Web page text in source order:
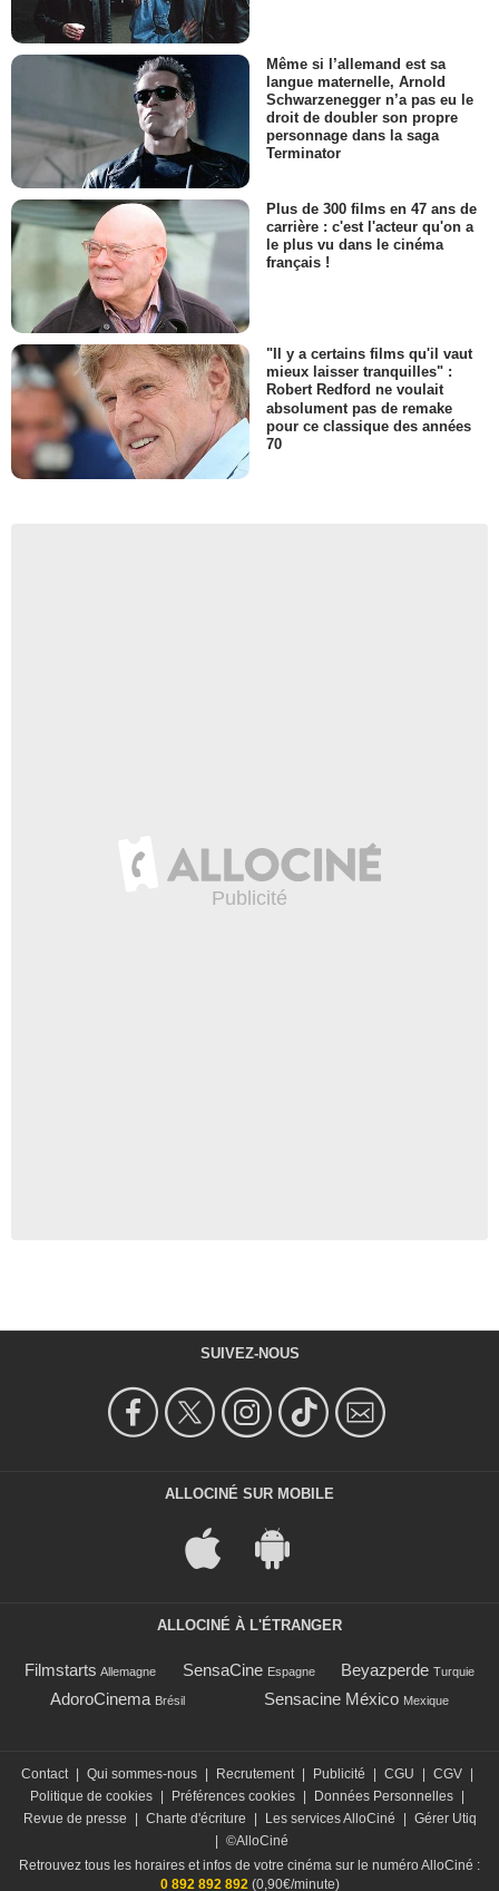
Même si l’allemand est sa
langue maternelle, Arnold
Schwarzenegger n’a pas eu le
droit de doubler son propre
personnage dans la saga
Terminator
Plus de 300 films en 47 ans de
carrière : c'est l'acteur qu'on a
le plus vu dans le cinéma
français !
"Il y a certains films qu'il vaut
mieux laisser tranquilles" :
Robert Redford ne voulait
absolument pas de remake
pour ce classique des années
70
SUIVEZ-NOUS
ALLOCINÉ SUR MOBILE
ALLOCINÉ À L'ÉTRANGER
Filmstarts Allemagne SensaCine Espagne Beyazperde Turquie
AdoroCinema Brésil Sensacine México Mexique
Contact | Qui sommes-nous | Recrutement | Publicité | CGU | CGV |
Politique de cookies | Préférences cookies | Données Personnelles |
Revue de presse
| Charte d'écriture | Les services AlloCiné | Gérer Utiq
| ©AlloCiné
Retrouvez tous les horaires et infos de votre cinéma sur le numéro AlloCiné :
0 892 892 892 (0,90€/minute)